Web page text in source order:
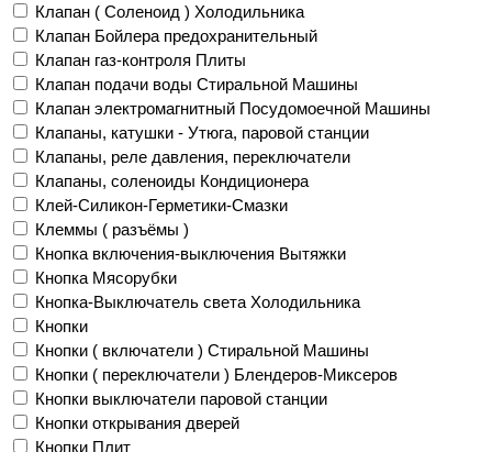
Клапан ( Соленоид ) Холодильника
Клапан Бойлера предохранительный
Клапан газ-контроля Плиты
Клапан подачи воды Стиральной Машины
Клапан электромагнитный Посудомоечной Машины
Клапаны, катушки - Утюга, паровой станции
Клапаны, реле давления, переключатели
Клапаны, соленоиды Кондиционера
Клей-Силикон-Герметики-Смазки
Клеммы ( разъёмы )
Кнопка включения-выключения Вытяжки
Кнопка Мясорубки
Кнопка-Выключатель света Холодильника
Кнопки
Кнопки ( включатели ) Стиральной Машины
Кнопки ( переключатели ) Блендеров-Миксеров
Кнопки выключатели паровой станции
Кнопки открывания дверей
Кнопки Плит